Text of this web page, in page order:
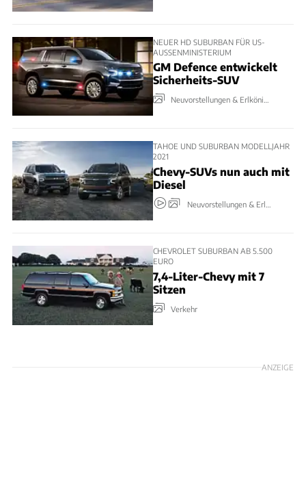
NEUER HD SUBURBAN FÜR US-
AUSSENMINISTERIUM
GM Defence entwickelt
Sicherheits-SUV
Neuvorstellungen & Erlkönige
TAHOE UND SUBURBAN MODELLJAHR
2021
Chevy-SUVs nun auch mit
Diesel
Neuvorstellungen & Erlkönige
CHEVROLET SUBURBAN AB 5.500
EURO
7,4-Liter-Chevy mit 7
Sitzen
Verkehr
ANZEIGE